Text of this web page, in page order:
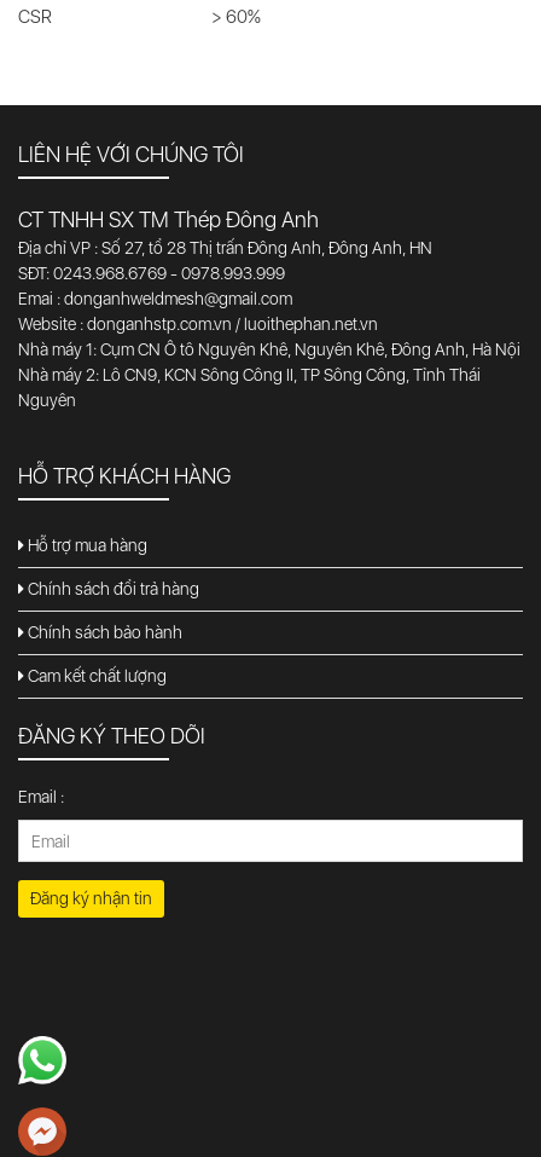
CSR > 60%
LIÊN HỆ VỚI CHÚNG TÔI
CT TNHH SX TM Thép Đông Anh
Địa chỉ VP : Số 27, tổ 28 Thị trấn Đông Anh, Đông Anh, HN
SĐT: 0243.968.6769 - 0978.993.999
Emai : donganhweldmesh@gmail.com
Website : donganhstp.com.vn / luoithephan.net.vn
Nhà máy 1: Cụm CN Ô tô Nguyên Khê, Nguyên Khê, Đông Anh, Hà Nội
Nhà máy 2: Lô CN9, KCN Sông Công II, TP Sông Công, Tỉnh Thái
Nguyên
HỖ TRỢ KHÁCH HÀNG
Hỗ trợ mua hàng
Chính sách đổi trả hàng
Chính sách bảo hành
Cam kết chất lượng
ĐĂNG KÝ THEO DÕI
Email :
Đăng ký nhận tin